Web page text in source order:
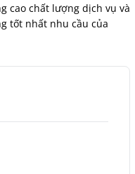
cao chất lượng dịch vụ và
tốt nhất nhu cầu của